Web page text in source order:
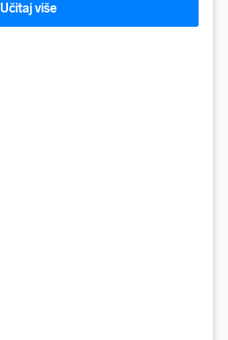
Učitaj više